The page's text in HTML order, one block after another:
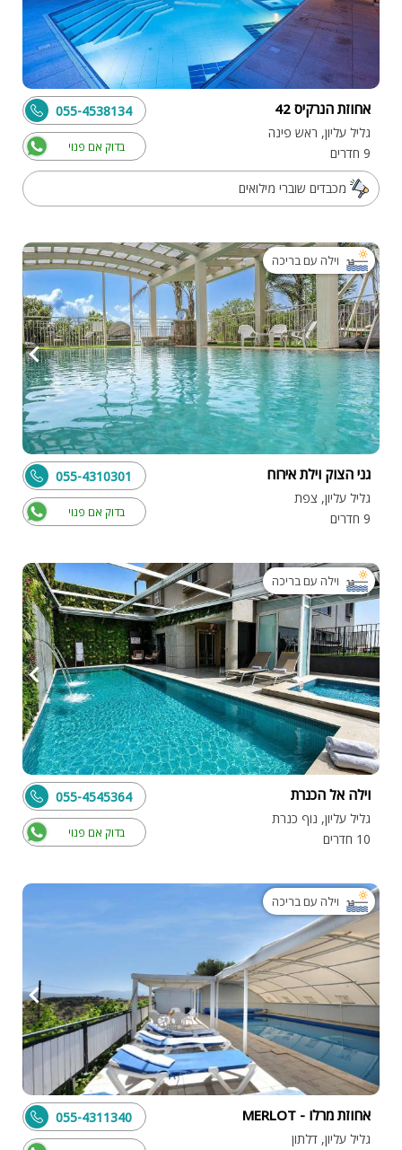
אחוזת הנרקיס 42
גליל עליון, ראש פינה
9 חדרים
בדוק אם פנוי
055-4538134
מכבדים שוברי מילואים
וילה עם בריכה
גני הצוק וילת אירוח
גליל עליון, צפת
9 חדרים
בדוק אם פנוי
055-4310301
וילה עם בריכה
וילה אל הכנרת
גליל עליון, נוף כנרת
10 חדרים
בדוק אם פנוי
055-4545364
וילה עם בריכה
אחוזת מרלו - MERLOT
גליל עליון, דלתון
055-4311340